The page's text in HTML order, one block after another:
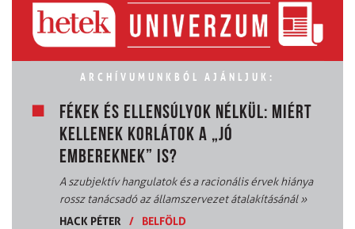
ARCHÍVUMUNKBÓL AJÁNLJUK:
FÉKEK ÉS ELLENSÚLYOK NÉLKÜL: MIÉRT
KELLENEK KORLÁTOK A „JÓ
EMBEREKNEK” IS?
A szubjektív hangulatok és a racionális érvek hiánya
rossz tanácsadó az államszervezet átalakításánál»
HACK PÉTER
/ BELFÖLD